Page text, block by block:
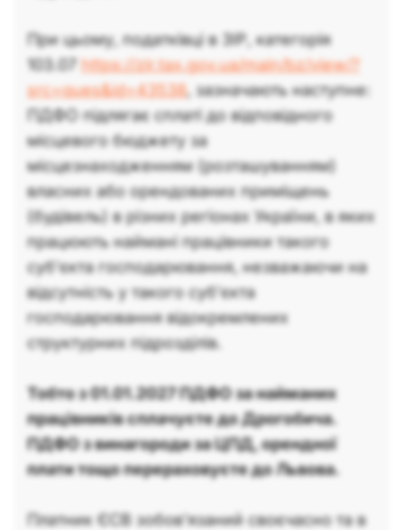
При цьому, податківці в ЗІР, категорія
103.07 https://zir.tax.gov.ua/main/bz/view/?
src=ques&id=43538, зазначають наступне:
ПДФО підлягає сплаті до відповідного
місцевого бюджету за
місцезнаходженням (розташуванням)
власних або орендованих приміщень
(будівель) в різних регіонах України, в яких
працюють наймані працівники такого
суб’єкта господарювання, незважаючи на
відсутність у такого суб’єкта
господарювання відокремлених
структурних підрозділів.
Тобто з 01.01.2027 ПДФО за найманих
працівників сплачуєте до Дрогобича.
ПДФО з винагороди за ЦПД, орендної
плати тощо перераховуєте до Львова.
Платник ЄСВ зобов’язаний своєчасно та в